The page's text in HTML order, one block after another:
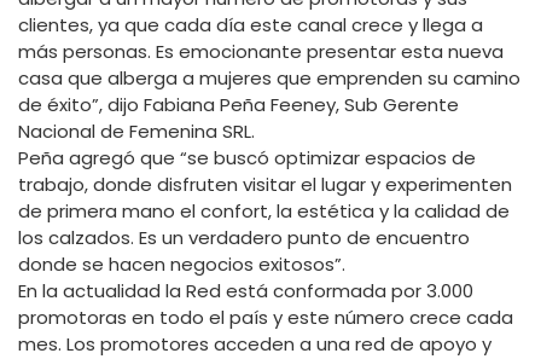
clientes, ya que cada día este canal crece y llega a
más personas. Es emocionante presentar esta nueva
casa que alberga a mujeres que emprenden su camino
de éxito”, dijo Fabiana Peña Feeney, Sub Gerente
Nacional de Femenina SRL.
Peña agregó que “se buscó optimizar espacios de
trabajo, donde disfruten visitar el lugar y experimenten
de primera mano el confort, la estética y la calidad de
los calzados. Es un verdadero punto de encuentro
donde se hacen negocios exitosos”.
En la actualidad la Red está conformada por 3.000
promotoras en todo el país y este número crece cada
mes. Los promotores acceden a una red de apoyo y